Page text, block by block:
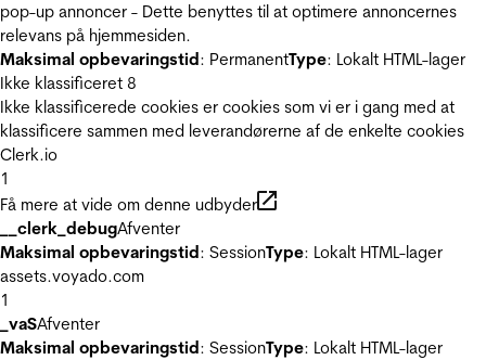
pop-up annoncer - Dette benyttes til at optimere annoncernes
relevans på hjemmesiden.
Maksimal opbevaringstid: PermanentType: Lokalt HTML-lager
Ikke klassificeret 8
Ikke klassificerede cookies er cookies som vi er i gang med at
klassificere sammen med leverandørerne af de enkelte cookies
Clerk.io
1
Få mere at vide om denne udbyder
__clerk_debugAfventer
Maksimal opbevaringstid: SessionType: Lokalt HTML-lager
assets.voyado.com
1
_vaSAfventer
Maksimal opbevaringstid: SessionType: Lokalt HTML-lager